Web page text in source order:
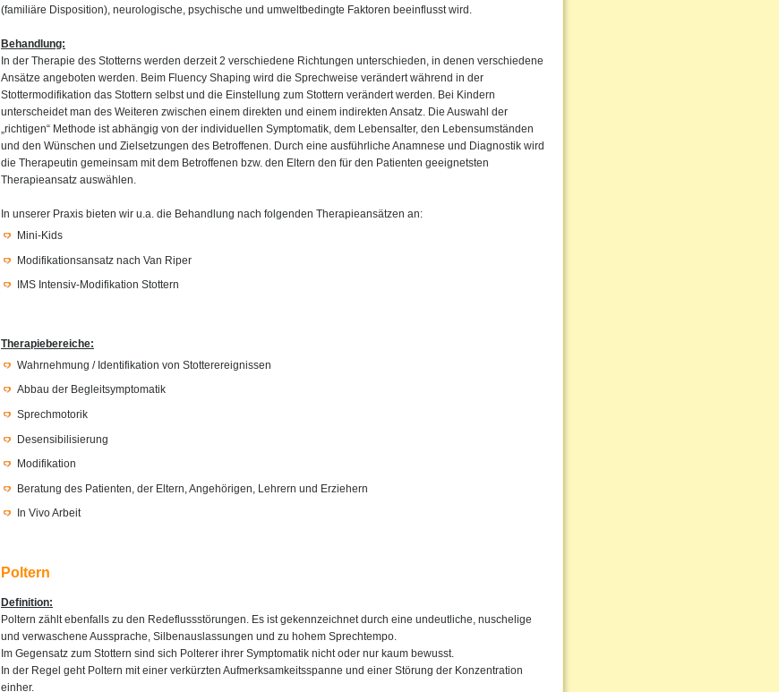
(familiäre Disposition), neurologische, psychische und umweltbedingte Faktoren beeinflusst wird.
Behandlung:
In der Therapie des Stotterns werden derzeit 2 verschiedene Richtungen unterschieden, in denen verschiedene
Ansätze angeboten werden. Beim Fluency Shaping wird die Sprechweise verändert während in der
Stottermodifikation das Stottern selbst und die Einstellung zum Stottern verändert werden. Bei Kindern
unterscheidet man des Weiteren zwischen einem direkten und einem indirekten Ansatz. Die Auswahl der
„richtigen“ Methode ist abhängig von der individuellen Symptomatik, dem Lebensalter, den Lebensumständen
und den Wünschen und Zielsetzungen des Betroffenen. Durch eine ausführliche Anamnese und Diagnostik wird
die Therapeutin gemeinsam mit dem Betroffenen bzw. den Eltern den für den Patienten geeignetsten
Therapieansatz auswählen.
In unserer Praxis bieten wir u.a. die Behandlung nach folgenden Therapieansätzen an:
Mini-Kids
Modifikationsansatz nach Van Riper
IMS Intensiv-Modifikation Stottern
Therapiebereiche:
Wahrnehmung / Identifikation von Stotterereignissen
Abbau der Begleitsymptomatik
Sprechmotorik
Desensibilisierung
Modifikation
Beratung des Patienten, der Eltern, Angehörigen, Lehrern und Erziehern
In Vivo Arbeit
Poltern
Definition:
Poltern zählt ebenfalls zu den Redeflussstörungen. Es ist gekennzeichnet durch eine undeutliche, nuschelige
und verwaschene Aussprache, Silbenauslassungen und zu hohem Sprechtempo.
Im Gegensatz zum Stottern sind sich Polterer ihrer Symptomatik nicht oder nur kaum bewusst.
In der Regel geht Poltern mit einer verkürzten Aufmerksamkeitsspanne und einer Störung der Konzentration
einher.